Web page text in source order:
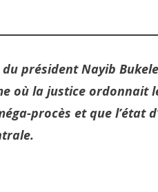
président Nayib
où la justice ordonnait
procès et que l’état